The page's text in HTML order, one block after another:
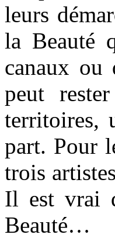
leurs
la Beauté
canaux ou
peut
territoires,
part. Pour
trois
Il est vrai
Beauté…